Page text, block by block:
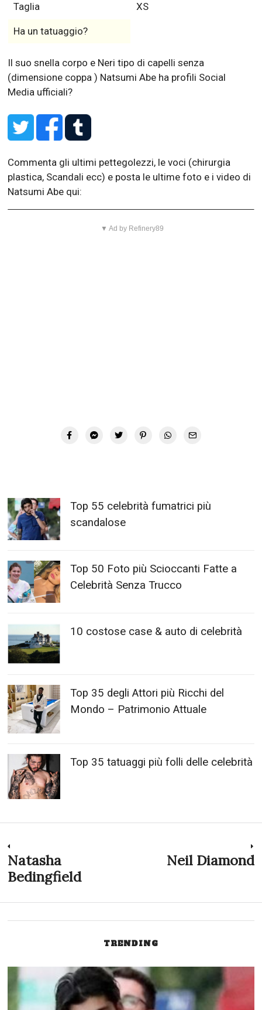
Taglia XS
Ha un tatuaggio?
Il suo snella corpo e Neri tipo di capelli senza
(dimensione coppa ) Natsumi Abe ha profili Social
Media ufficiali?
Commenta gli ultimi pettegolezzi, le voci (chirurgia
plastica, Scandali ecc) e posta le ultime foto e i video di
Natsumi Abe qui:
▼ Ad by Refinery89
Top 55 celebrità fumatrici più
scandalose
Top 50 Foto più Scioccanti Fatte a
Celebrità Senza Trucco
10 costose case & auto di celebrità
Top 35 degli Attori più Ricchi del
Mondo – Patrimonio Attuale
Top 35 tatuaggi più folli delle celebrità
Navigazione
articoli
Previous
post:
Natasha
Bedingfield
Neil Diamond
TRENDING